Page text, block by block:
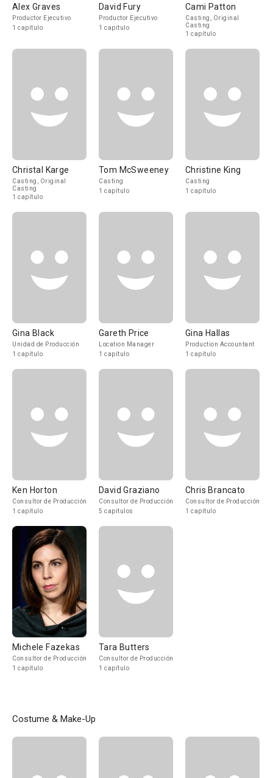
Alex Graves
Productor Ejecutivo
1 capítulo
David Fury
Productor Ejecutivo
1 capítulo
Cami Patton
Casting, Original
Casting
1 capítulo
Christal Karge
Casting, Original
Casting
1 capítulo
Tom McSweeney
Casting
1 capítulo
Christine King
Casting
1 capítulo
Gina Black
Unidad de Producción
1 capítulo
Gareth Price
Location Manager
1 capítulo
Gina Hallas
Production Accountant
1 capítulo
Ken Horton
Consultor de Producción
1 capítulo
David Graziano
Consultor de Producción
5 capítulos
Chris Brancato
Consultor de Producción
1 capítulo
Michele Fazekas
Consultor de Producción
1 capítulo
Tara Butters
Consultor de Producción
1 capítulo
Costume & Make-Up